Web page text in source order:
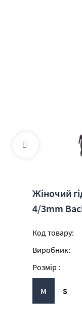
Жіночий
4/3mm
Код товару:
Виробник:
Розмір :
M S